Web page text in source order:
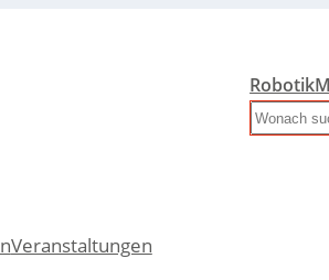
Robotik
Search
Veranstaltungen